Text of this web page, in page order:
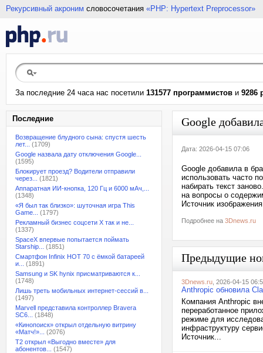
Рекурсивный акроним словосочетания «PHP: Hypertext Preprocessor»
За последние 24 часа нас посетили 131577 программистов и 9286
Последние
Возвращение блудного сына: спустя шесть
лет...
(1709)
Google назвала дату отключения Google...
(1595)
Блокирует проезд? Водители отправили
через...
(1821)
Аппаратная ИИ-кнопка, 120 Гц и 6000 мАч,...
(1348)
«Я был так близко»: шуточная игра This
Game...
(1797)
Рекламный бизнес соцсети X так и не...
(1337)
SpaceX впервые попытается поймать
Starship...
(1851)
Смартфон Infinix HOT 70 с ёмкой батареей
и...
(1891)
Samsung и SK hynix присматриваются к...
(1748)
Лишь треть мобильных интернет-сессий в...
(1497)
Marvell представила контроллер Bravera
SC6...
(1848)
«Кинопоиск» открыл отдельную витрину
«Матч!»...
(2076)
T2 открыл «Выгодно вместе» для
абонентов...
(1547)
Google
Дата: 2026-04-15 07:06
Google добавила в
использовать часто
набирать текст
на вопросы о
Источник
Подробнее на 3Dnews.ru
Предыдущие
3Dnews.ru , 2026-04-15
Anthropic обновила
Компания Anthropic
переработанное
режиме для
инфраструктуру
Источник...